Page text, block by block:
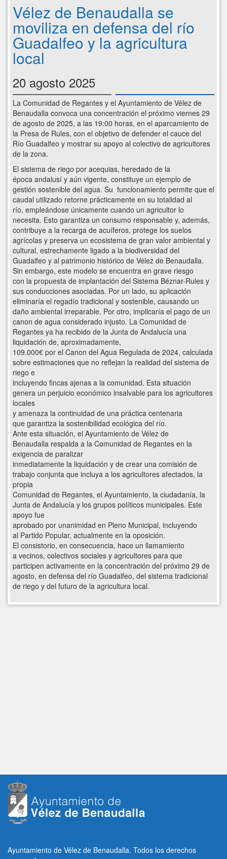
Vélez de Benaudalla se
moviliza en defensa del río
Guadalfeo y la agricultura
local
20 agosto 2025
La Comunidad de Regantes y el Ayuntamiento de Vélez de
Benaudalla convoca una concentración el próximo viernes 29
de agosto de 2025, a las 19:00 horas, en el aparcamiento de
la Presa de Rules, con el objetivo de defender el cauce del
Río Guadalfeo y mostrar su apoyo al colectivo de agricultores
de la zona.
El sistema de riego por acequias, heredado de la
época andalusí y aún vigente, constituye un ejemplo de
gestión sostenible del agua. Su funcionamiento permite que el
caudal utilizado retorne prácticamente en su totalidad al
río, empleándose únicamente cuando un agricultor lo
necesita. Esto garantiza un consumo responsable y, además,
contribuye a la recarga de acuíferos, protege los suelos
agrícolas y preserva un ecosistema de gran valor ambiental y
cultural, estrechamente ligado a la biodiversidad del
Guadalfeo y al patrimonio histórico de Vélez de Benaudalla.
Sin embargo, este modelo se encuentra en grave riesgo
con la propuesta de implantación del Sistema Béznar-Rules y
sus conducciones asociadas. Por un lado, su aplicación
eliminaría el regadío tradicional y sostenible, causando un
daño ambiental irreparable. Por otro, implicaría el pago de un
canon de agua considerado injusto. La Comunidad de
Regantes ya ha recibido de la Junta de Andalucía una
liquidación de, aproximadamente,
109.000€ por el Canon del Agua Regulada de 2024, calculada
sobre estimaciones que no reflejan la realidad del sistema de
riego e
incluyendo fincas ajenas a la comunidad. Esta situación
genera un perjuicio económico insalvable para los agricultores
locales
y amenaza la continuidad de una práctica centenaria
que garantiza la sostenibilidad ecológica del río.
Ante esta situación, el Ayuntamiento de Vélez de
Benaudalla respalda a la Comunidad de Regantes en la
exigencia de paralizar
inmediatamente la liquidación y de crear una comisión de
trabajo conjunta que incluya a los agricultores afectados, la
propia
Comunidad de Regantes, el Ayuntamiento, la ciudadanía, la
Junta de Andalucía y los grupos políticos municipales. Este
apoyo fue
aprobado por unanimidad en Pleno Municipal, incluyendo
al Partido Popular, actualmente en la oposición.
El consistorio, en consecuencia, hace un llamamiento
a vecinos, colectivos sociales y agricultores para que
participen activamente en la concentración del próximo 29 de
agosto, en defensa del río Guadalfeo, del sistema tradicional
de riego y del futuro de la agricultura local.
Ayuntamiento de Vélez de Benaudalla. Todos los derechos